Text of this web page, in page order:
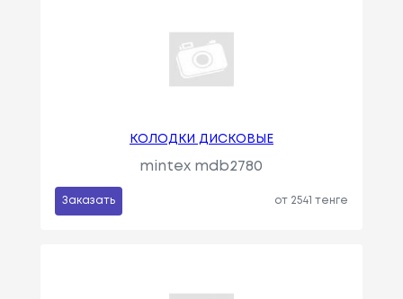
КОЛОДКИ ДИСКОВЫЕ
mintex mdb2780
Заказать от 2541 тенге